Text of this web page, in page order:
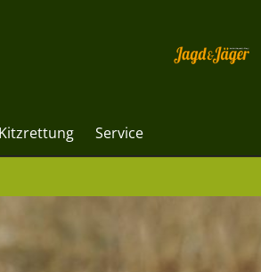
Kitzrettung Service